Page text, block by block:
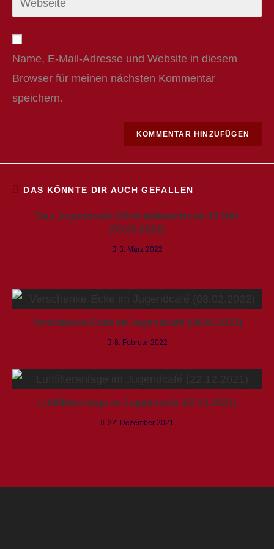
your
website
URL
(optional)
Name, E-Mail-Adresse und Website in diesem
Browser für meinen nächsten Kommentar
speichern.
DAS KÖNNTE DIR AUCH GEFALLEN
Das Jugendcafé öffnet mittwochs ab 15 Uhr
(03.03.2022)
3. März 2022
Verschenke-Ecke im Jugendcafé (08.02.2022)
8. Februar 2022
Luftfilteranlage im Jugendcafé (22.12.2021)
22. Dezember 2021